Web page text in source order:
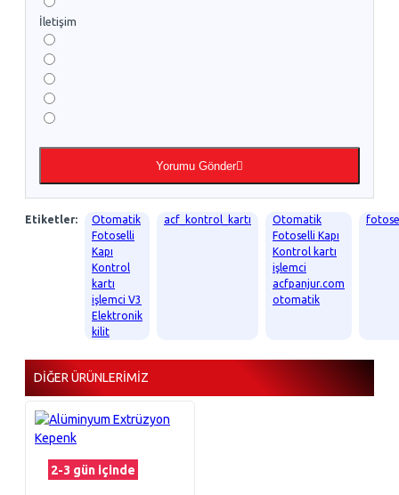
İletişim
Yorumu Gönder
Etiketler:
Otomatik
Fotoselli
Kapı
Kontrol
kartı
işlemci V3
Elektronik
kilit
acf_kontrol_kartı
Otomatik
Fotoselli Kapı
Kontrol kartı
işlemci
acfpanjur.com
otomatik
DIĞER ÜRÜNLERIMIZ
2-3 gün içinde